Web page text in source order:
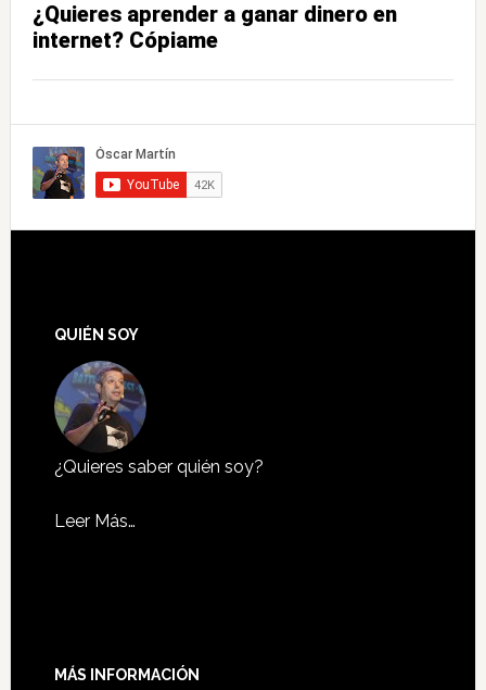
¿Quieres aprender a ganar dinero en
internet? Cópiame
QUIÉN SOY
¿Quieres saber quién soy?
Leer Más…
MÁS INFORMACIÓN